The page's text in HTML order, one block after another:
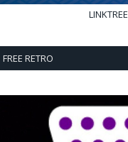
LINKTREE
FREE RETRO